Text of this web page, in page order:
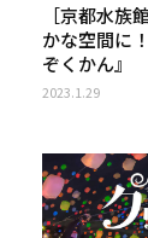
［京都水族
かな空間に
ぞくかん』
2023.1.29